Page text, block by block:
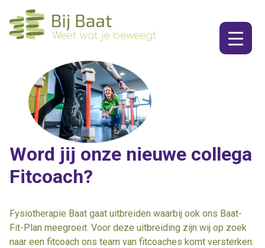
naar
de
Word jij onze nieuwe collega
Fitcoach?
Fysiotherapie Baat gaat uitbreiden waarbij ook ons Baat-
Fit-Plan meegroeit. Voor deze uitbreiding zijn wij op zoek
naar een fitcoach ons team van fitcoaches komt versterken.